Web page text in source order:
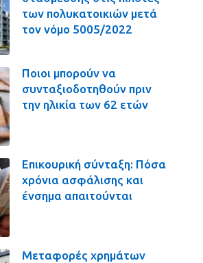
των πολυκατοικιών μετά
τον νόμο 5005/2022
Ποιοι μπορούν να
συνταξιοδοτηθούν πριν
την ηλικία των 62 ετών
Επικουρική σύνταξη: Πόσα
χρόνια ασφάλισης και
ένσημα απαιτούνται
Μεταφορές χρημάτων